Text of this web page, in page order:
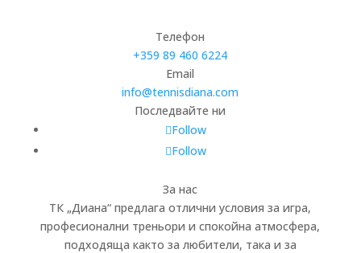
Телефон
+359 89 460 6224­
Email
info@tennisdiana.com
Последвайте ни
Follow
Follow
За нас
ТК „Диана“ предлага отлични условия за игра,
професионални треньори и спокойна атмосфера,
подходяща както за любители, така и за